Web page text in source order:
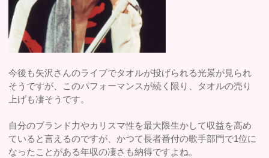
今後も矢沢さんのライブでタオルが投げられる光景が見られ
そうですが、このパフォーマンスが続く限り、タオルの売り
上げも凄そうです。
自分のブランド力やカリスマ性を最大限生かして収益を高め
ていると言えるのですが、かつて長者番付の歌手部門で1位に
なったことがある年収の凄さも納得ですよね。